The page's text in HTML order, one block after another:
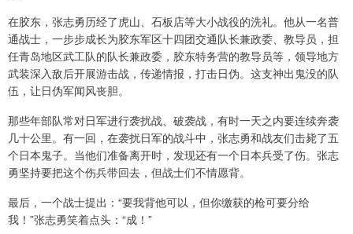
在胶东，张志勇历经了虎山、石板店等大小战役的洗礼。他从一名普
通战士，一步步成长为胶东军区十四团交通队长兼政委、教导员，担
任青岛地区武工队的队长兼政委，胶东特务营的教导员等，领导地方
武装深入敌后开展游击战，传递情报，打击日伪。这支神出鬼没的队
伍，让日伪军闻风丧胆。
那些年部队常对日军进行袭扰战、破袭战，有时一天之内要连续奔袭
几十公里。有一回，在袭扰日军的战斗中，张志勇和战友们击毙了五
个日本鬼子。当他们准备离开时，发现还有一个日本兵受了伤。张志
勇坚持要把这个伤兵带回去，但战士们不情愿背。
最后，一个战士提出：“要我背他可以，但你缴获的枪可要分给
我！”张志勇笑着点头：“成！”